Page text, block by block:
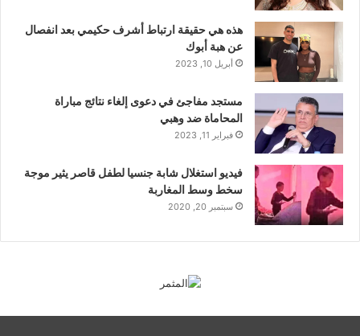
هذه هي حقيقة ارتباط أشرف حكيمي بعد انفصال
عن هبة أبوك
أبريل 10, 2023
مستجد مفاجئ في دعوى إلغاء نتائج مباراة
المحاماة ضد وهبي
فبراير 11, 2023
فيديو استغلال شابة جنسيا لطفل قاصر يثير موجة
سخط وسط المغاربة
سبتمبر 20, 2020